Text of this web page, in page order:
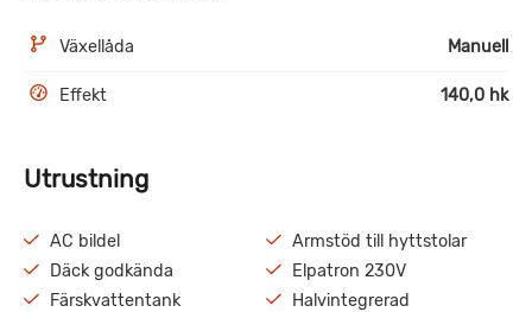
Växellåda Manuell
Effekt 140,0 hk
Utrustning
AC bildel
Armstöd till hyttstolar
Däck godkända
Elpatron 230V
Färskvattentank
Halvintegrerad